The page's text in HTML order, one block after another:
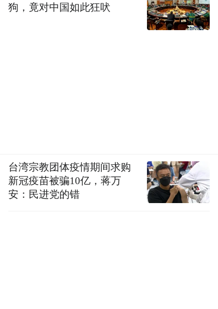
狗，竟对中国如此狂吠
台湾宗教团体疫情期间求购
新冠疫苗被骗10亿，蒋万
安：民进党的错